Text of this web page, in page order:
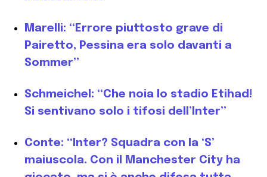
Marelli: “Errore piuttosto grave di
Pairetto, Pessina era solo davanti a
Sommer”
Schmeichel: “Che noia lo stadio Etihad!
Si sentivano solo i tifosi dell’Inter”
Conte: “Inter? Squadra con la ‘S’
maiuscola. Con il Manchester City ha